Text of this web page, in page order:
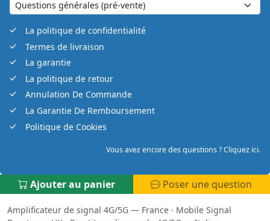
La politique de confidentialité
Termes de livraison
La garantie
La politique de retour
Annulation De Commande
La Garantie De Remboursement
Politique de Cookies
Vous avez encore des questions ? Cliquez ici.
Ajouter au panier Poser une question
Amplificateur de signal 4G/5G — France · Mobile Signal